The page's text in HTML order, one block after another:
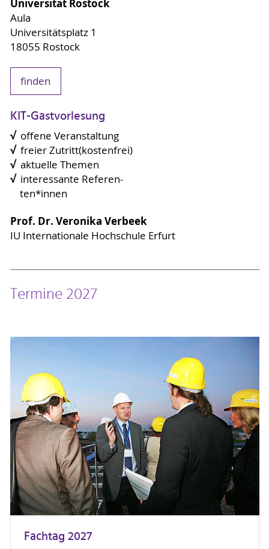
Universität Rostock
Aula
Universitätsplatz 1
18055 Rostock
finden
KIT-Gastvorlesung
√ offene Veranstaltung
√ freier Zutritt(kostenfrei)
√ aktuelle Themen
√ interessante Referen-
ten*innen
Prof. Dr. Veronika Verbeek
IU Internationale Hochschule Erfurt
Termine 2027
Fachtag 2027